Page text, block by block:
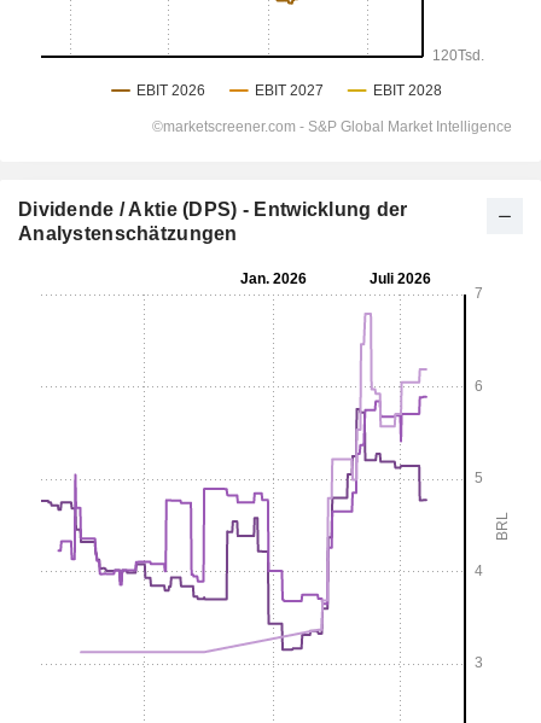
Dividende / Aktie (DPS) - Entwicklung der
Analystenschätzungen